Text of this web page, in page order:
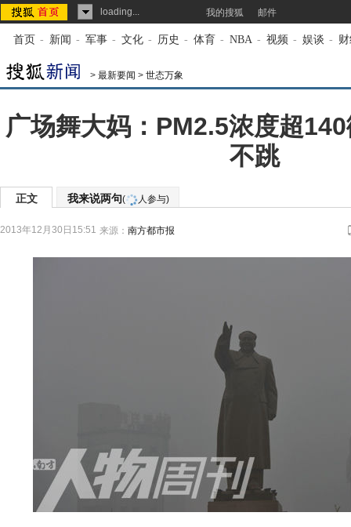
loading... 我的搜狐 邮件
首页 - 新闻 - 军事 - 文化 - 历史 - 体育 - NBA - 视频 - 娱谈 -
> 最新要闻 > 世态万象
广场舞大妈：PM2.5浓度超
不跳
正文 我来说两句( 人参与)
2013年12月30日15:51 来源： 南方都市报